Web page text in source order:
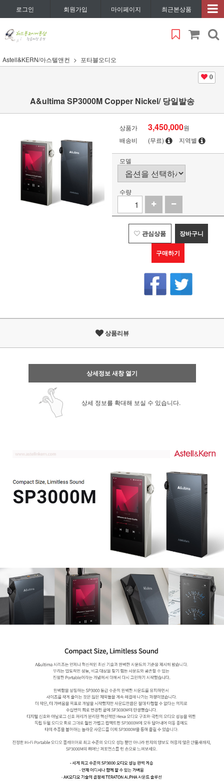
로그인 회원가입 마이페이지 최근본상품
Astell&KERN/아스텔앤컨 포타블오디오
0
A&ultima SP3000M Copper Nickel/ 당일발송
상품가 3,450,000원
배송비
(무료) 지역별
모델
수량
관심상품 장바구니
구매하기
상품리뷰
상세정보 새창 열기
상세 정보를 확대해 보실 수 있습니다.